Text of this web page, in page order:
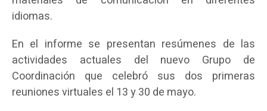
idiomas.
En el informe se presentan resúmenes de las
actividades actuales del nuevo Grupo de
Coordinación que celebró sus dos primeras
reuniones virtuales el 13 y 30 de mayo.